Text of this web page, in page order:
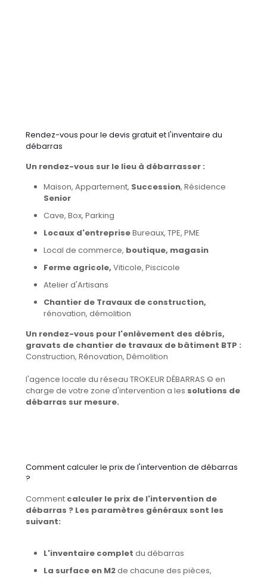
Rendez-vous pour le devis gratuit et l'inventaire du
débarras
Un rendez-vous sur le lieu à débarrasser :
Maison, Appartement, Succession, Résidence
Senior
Cave, Box, Parking
Locaux d'entrepriseBureaux, TPE, PME
Local de commerce, boutique, magasin
Ferme agricole, Viticole, Piscicole
Atelier d'Artisans
Chantier de Travaux de construction,
rénovation, démolition
Un rendez-vous pour l'enlèvement des débris,
gravats de chantier de travaux de bâtiment BTP :
Construction, Rénovation, Démolition
l'agence locale du réseau TROKEUR DÉBARRAS © en
charge de votre zone d'intervention a les solutions de
débarras sur mesure.
Comment calculer le prix de l'intervention de débarras
?
Comment calculer le prix de l'intervention de
débarras ? Les paramètres généraux sont les
suivant:
L'inventaire complet du débarras
La surface en M2de chacune des pièces,